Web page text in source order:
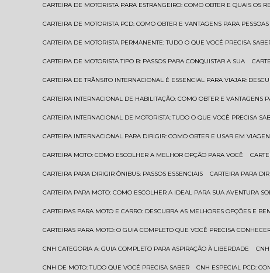
CARTEIRA DE MOTORISTA PARA ESTRANGEIRO: COMO OBTER E QUAIS OS
CARTEIRA DE MOTORISTA PCD: COMO OBTER E VANTAGENS PARA
CARTEIRA DE MOTORISTA PERMANENTE: TUDO O QUE VOCÊ PRECISA
CARTEIRA DE MOTORISTA TIPO B: PASSOS PARA CONQUISTAR A SUA
CARTEIRA DE TRÂNSITO INTERNACIONAL É ESSENCIAL PARA VIAJAR:
CARTEIRA INTERNACIONAL DE HABILITAÇÃO: COMO OBTER E VANTAGENS
CARTEIRA INTERNACIONAL DE MOTORISTA: TUDO O QUE VOCÊ PRECISA
CARTEIRA INTERNACIONAL PARA DIRIGIR: COMO OBTER E USAR EM
CARTEIRA MOTO: COMO ESCOLHER A MELHOR OPÇÃO PARA VOCÊ
CARTEIRA PARA DIRIGIR ÔNIBUS: PASSOS ESSENCIAIS CARTEIRA PARA
CARTEIRA PARA MOTO: COMO ESCOLHER A IDEAL PARA SUA AVENTURA
CARTEIRAS PARA MOTO E CARRO: DESCUBRA AS MELHORES OPÇÕES E
CARTEIRAS PARA MOTO: O GUIA COMPLETO QUE VOCÊ PRECISA
CNH CATEGORIA A: GUIA COMPLETO PARA ASPIRAÇÃO À LIBERDADE
CNH DE MOTO: TUDO QUE VOCÊ PRECISA SABER CNH ESPECIAL PCD: